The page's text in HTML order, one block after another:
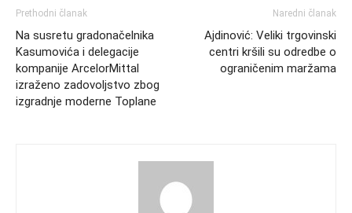
Prethodni članak
Na susretu gradonačelnika
Kasumovića i delegacije
kompanije ArcelorMittal
izraženo zadovoljstvo zbog
izgradnje moderne Toplane
Naredni članak
Ajdinović: Veliki trgovinski
centri kršili su odredbe o
ograničenim maržama